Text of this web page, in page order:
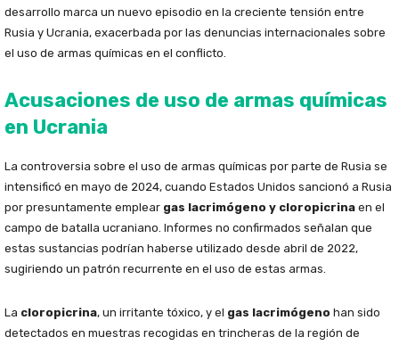
desarrollo marca un nuevo episodio en la creciente tensión entre
Rusia y Ucrania, exacerbada por las denuncias internacionales sobre
el uso de armas químicas en el conflicto.
Acusaciones de uso de armas químicas
en Ucrania
La controversia sobre el uso de armas químicas por parte de Rusia se
intensificó en mayo de 2024, cuando Estados Unidos sancionó a Rusia
por presuntamente emplear gas lacrimógeno y cloropicrina en el
campo de batalla ucraniano. Informes no confirmados señalan que
estas sustancias podrían haberse utilizado desde abril de 2022,
sugiriendo un patrón recurrente en el uso de estas armas.
La cloropicrina, un irritante tóxico, y el gas lacrimógeno han sido
detectados en muestras recogidas en trincheras de la región de